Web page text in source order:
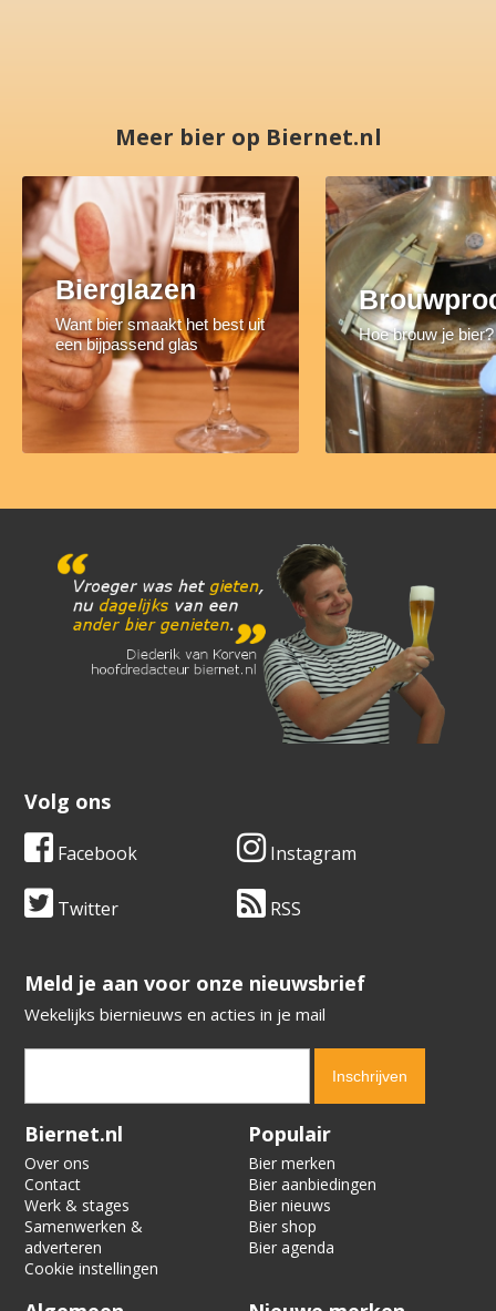
Meer bier op Biernet.nl
Bierglazen
Want bier smaakt het best uit
een bijpassend glas
Hoe brouw je bier?
Volg ons
Facebook Instagram
Twitter RSS
​​​​​​​Meld je aan voor onze nieuwsbrief
Wekelijks biernieuws en acties in je mail
Verification code:
Biernet.nl
Over ons
Contact
Werk & stages
Samenwerken &
adverteren
Cookie instellingen
Populair
Bier merken
Bier aanbiedingen
Bier nieuws
Bier shop
Bier agenda